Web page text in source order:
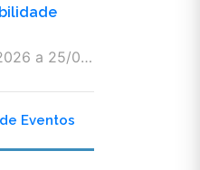
Dia 25/08/2026 a 25/08/2026
Eventos